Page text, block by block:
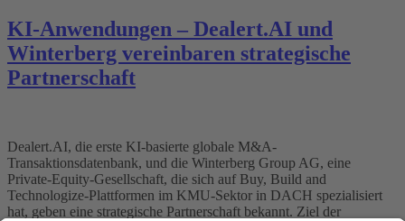
KI-Anwendungen – Dealert.AI und
Winterberg vereinbaren strategische
Partnerschaft
Dealert.AI, die erste KI-basierte globale M&A-
Transaktionsdatenbank, und die Winterberg Group AG, eine
Private-Equity-Gesellschaft, die sich auf Buy, Build and
Technologize-Plattformen im KMU-Sektor in DACH spezialisiert
hat, geben eine strategische Partnerschaft bekannt. Ziel der